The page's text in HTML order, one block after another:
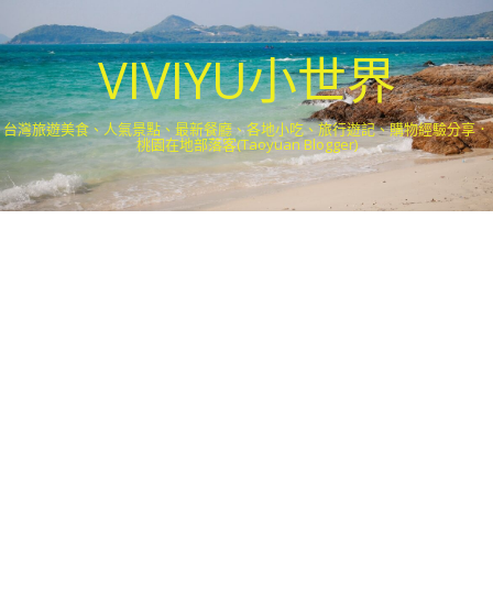
VIVIYU小世界
台灣旅遊美食、人氣景點、最新餐廳、各地小吃、旅行遊記、購物經驗分享．
桃園在地部落客(Taoyuan Blogger)